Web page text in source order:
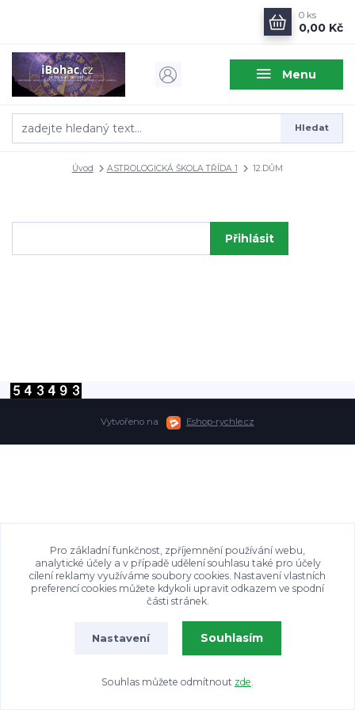
Menu
Hledat
0 ks
0,00 Kč
Úvod ASTROLOGICKÁ ŠKOLA TŘÍDA 1 12.DŮM
Vytvořeno na Eshop-rychle.cz
Pro základní funkčnost, zpříjemnění používání webu,
analytické účely a v případě udělení souhlasu také pro účely
cílení reklamy využíváme soubory cookies. Nastavení vlastních
preferencí cookies můžete kdykoli upravit odkazem ve spodní
části stránek.
Nastavení Souhlasím
Souhlas můžete odmítnout zde